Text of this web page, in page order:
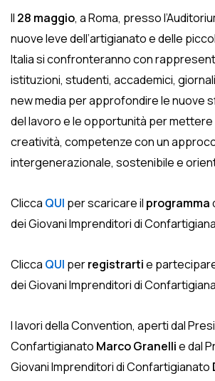
Il 28 maggio, a Roma, presso
nuove leve dell’artigianato e delle
Italia si confronteranno con
istituzioni, studenti, accademici,
new media per approfondire le nuove
del lavoro e le opportunità per
creatività, competenze con un
intergenerazionale, sostenibile e
Clicca QUI per scaricare il programma
dei Giovani Imprenditori di
Clicca QUI perregistrartie
dei Giovani Imprenditori di
I lavori della Convention, aperti dal
Confartigianato Marco Granellie dal
Giovani Imprenditori di Confartigianato